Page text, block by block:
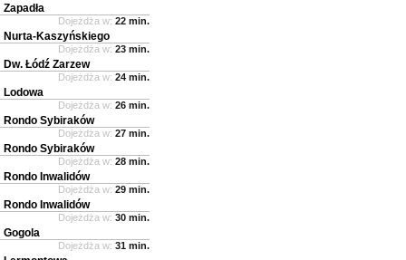
Zapadła
Dojeżdża w: 22 min.
Nurta-Kaszyńskiego
Dojeżdża w: 23 min.
Dw. Łódź Zarzew
Dojeżdża w: 24 min.
Lodowa
Dojeżdża w: 26 min.
Rondo Sybiraków
Dojeżdża w: 27 min.
Rondo Sybiraków
Dojeżdża w: 28 min.
Rondo Inwalidów
Dojeżdża w: 29 min.
Rondo Inwalidów
Dojeżdża w: 30 min.
Gogola
Dojeżdża w: 31 min.